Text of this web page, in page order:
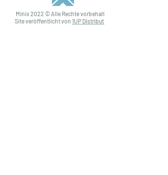
Minix 2022 © Alle Rechte vorbehalten
Site veröffentlicht von 1UP Distribution